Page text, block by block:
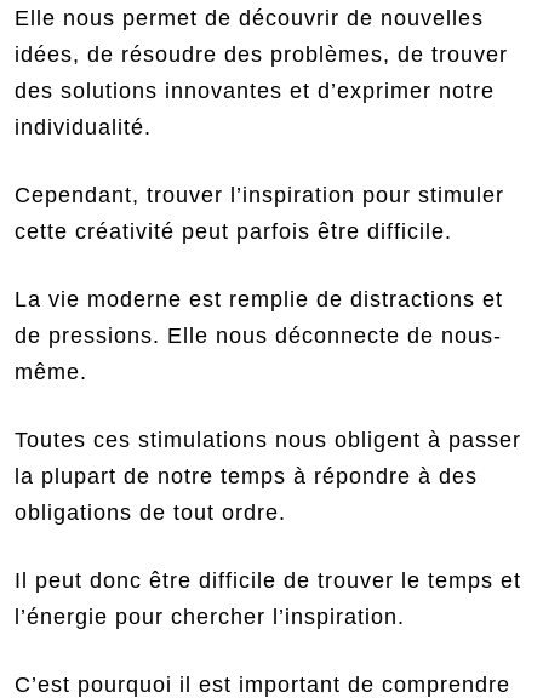
Elle nous permet de découvrir de nouvelles
idées, de résoudre des problèmes, de trouver
des solutions innovantes et d’exprimer notre
individualité.
Cependant, trouver l’inspiration pour stimuler
cette créativité peut parfois être difficile.
La vie moderne est remplie de distractions et
de pressions. Elle nous déconnecte de nous-
même.
Toutes ces stimulations nous obligent à passer
la plupart de notre temps à répondre à des
obligations de tout ordre.
Il peut donc être difficile de trouver le temps et
l’énergie pour chercher l’inspiration.
C’est pourquoi il est important de comprendre